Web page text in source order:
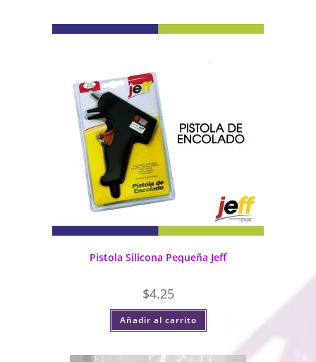
Pistola Silicona Pequeña Jeff
$4.25
Añadir al carrito